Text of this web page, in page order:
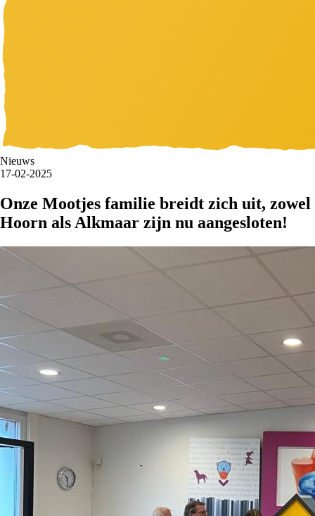
Nieuws
17-02-2025
Onze Mootjes familie breidt zich uit, zowel
Hoorn als Alkmaar zijn nu aangesloten!